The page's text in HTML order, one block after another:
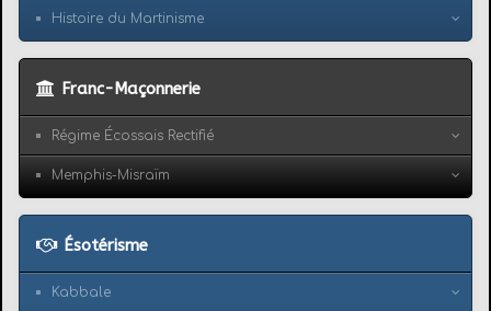
Histoire du Martinisme
Franc-Maçonnerie
Régime Écossais Rectifié
Memphis-Misraïm
Ésotérisme
Kabbale